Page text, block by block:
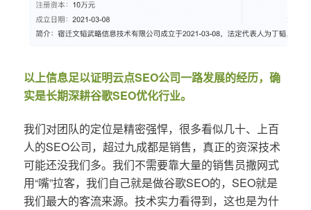
以上信息足以证明云点SEO公司一路发展的经历，确
实是长期深耕谷歌SEO优化行业。
我们对团队的定位是精密强悍，很多看似几十、上百
人的SEO公司，超过九成都是销售，真正的资深技术
可能还没我们多。我们不需要靠大量的销售员撒网式
用“嘴”拉客，我们自己就是做谷歌SEO的，SEO就是
我们最大的客流来源。技术实力看得到，这也是为什